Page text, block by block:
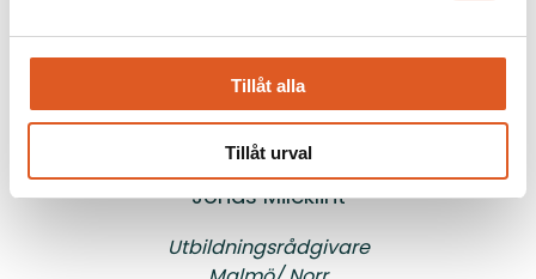
Tillåt alla
Tillåt urval
Jonas Mileklint
Utbildningsrådgivare